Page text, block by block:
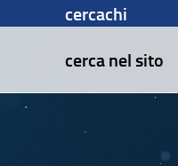
cercachi
cerca nel sito